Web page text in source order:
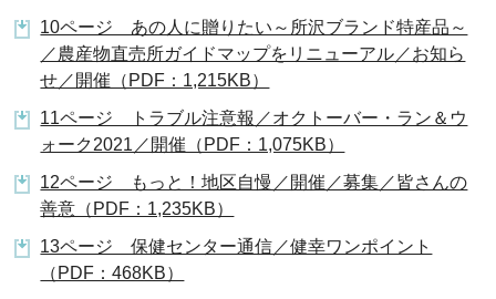
10ページ あの人に贈りたい～所沢ブランド特産品～
／農産物直売所ガイドマップをリニューアル／お知ら
せ／開催（PDF：1,215KB）
11ページ トラブル注意報／オクトーバー・ラン＆ウ
ォーク2021／開催（PDF：1,075KB）
12ページ もっと！地区自慢／開催／募集／皆さんの
善意（PDF：1,235KB）
13ページ 保健センター通信／健幸ワンポイント
（PDF：468KB）